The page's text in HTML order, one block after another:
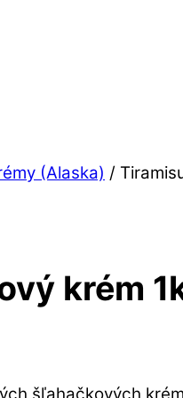
(Alaska) /
krém
šľahačkových